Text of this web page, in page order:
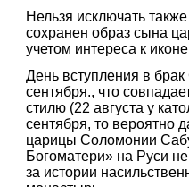
Нельзя исключать
сохранен образ сына
учетом интереса к
День вступления в
сентября., что
стилю (22 августа у
сентября, то вероятно
царицы Соломонии
Богоматери» на Руси
за истории